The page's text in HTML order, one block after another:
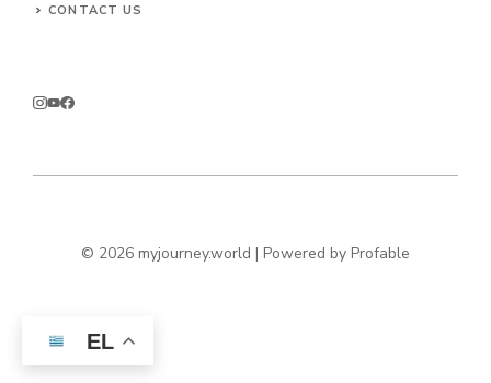
CONTACT US
© 2026 myjourney.world | Powered by Profable
EL